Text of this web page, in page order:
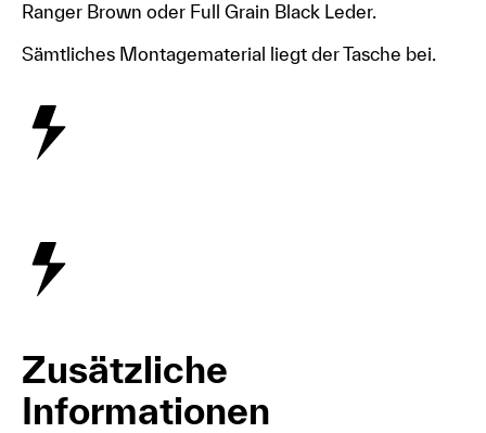
Ranger Brown oder Full Grain Black Leder.
Sämtliches Montagematerial liegt der Tasche bei.
Zusätzliche
Informationen